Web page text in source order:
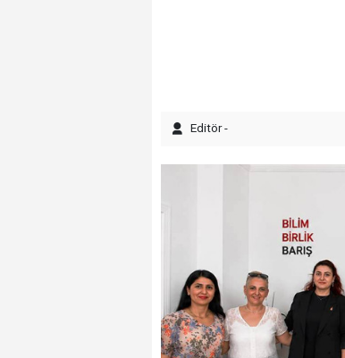
Editör -